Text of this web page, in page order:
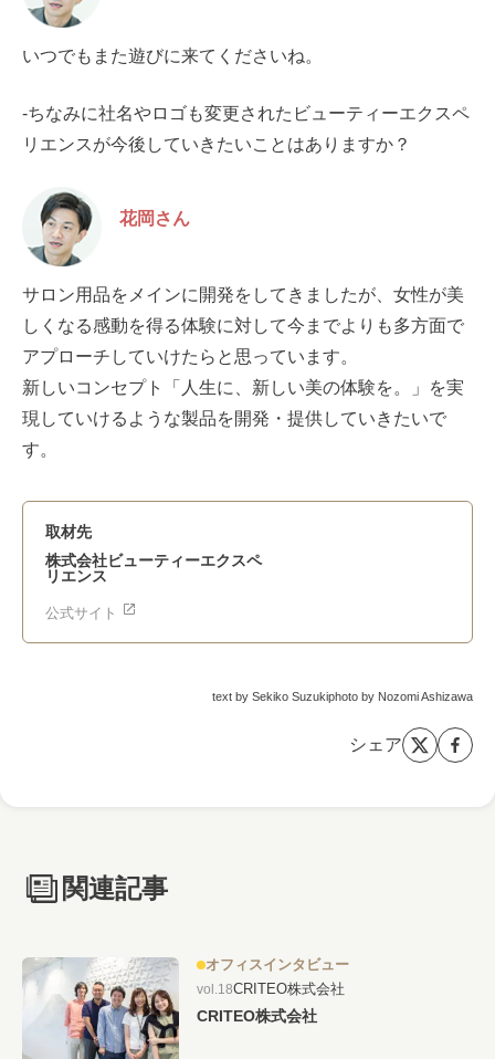
いつでもまた遊びに来てくださいね。
-ちなみに社名やロゴも変更されたビューティーエクスペ
リエンスが今後していきたいことはありますか？
花岡さん
サロン用品をメインに開発をしてきましたが、女性が美
しくなる感動を得る体験に対して今までよりも多方面で
アプローチしていけたらと思っています。
新しいコンセプト「人生に、新しい美の体験を。」を実
現していけるような製品を開発・提供していきたいで
す。
取材先
株式会社ビューティーエクスペ
リエンス
公式サイト
text by Sekiko Suzukiphoto by Nozomi Ashizawa
シェア
関連記事
オフィスインタビュー
vol.18CRITEO株式会社
CRITEO株式会社